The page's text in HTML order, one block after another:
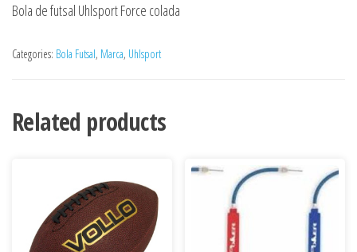
Bola de futsal Uhlsport Force colada
Categories: Bola Futsal, Marca, Uhlsport
Related products